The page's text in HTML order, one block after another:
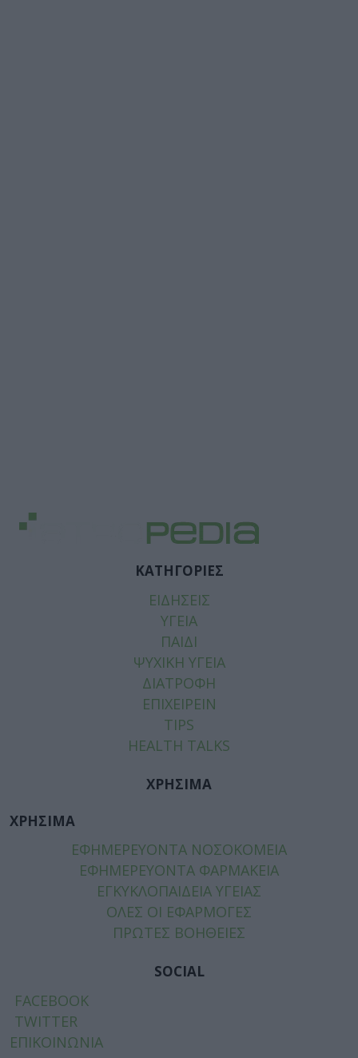
ΚΑΤΗΓΟΡΙΕΣ
ΕΙΔΗΣΕΙΣ
ΥΓΕΙΑ
ΠΑΙΔΙ
ΨΥΧΙΚΗ ΥΓΕΙΑ
ΔΙΑΤΡΟΦΗ
ΕΠΙΧΕΙΡΕΙΝ
TIPS
HEALTH TALKS
ΧΡΗΣΙΜΑ
ΧΡΗΣΙΜΑ
ΕΦΗΜΕΡΕΥΟΝΤΑ ΝΟΣΟΚΟΜΕΙΑ
ΕΦΗΜΕΡΕΥΟΝΤΑ ΦΑΡΜΑΚΕΙΑ
ΕΓΚΥΚΛΟΠΑΙΔΕΙΑ ΥΓΕΙΑΣ
ΟΛΕΣ ΟΙ ΕΦΑΡΜΟΓΕΣ
ΠΡΩΤΕΣ ΒΟΗΘΕΙΕΣ
SOCIAL
FACEBOOK
TWITTER
ΕΠΙΚΟΙΝΩΝΙΑ